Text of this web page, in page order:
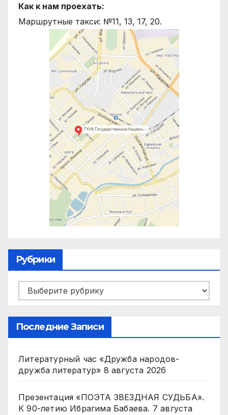
Как к нам проехать:
Маршрутные такси: №11, 13, 17, 20.
Рубрики
Рубрики
Последние Записи
Литературный час «Дружба народов-
дружба литератур» 8 августа 2026
Презентация «ПОЭТА ЗВЕЗДНАЯ СУДЬБА».
К 90-летию Ибрагима Бабаева. 7 августа